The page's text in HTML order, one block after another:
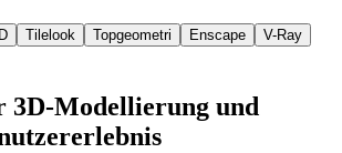
Tilelook Topgeometri Enscape
V-Ray
3D-Modellierung und